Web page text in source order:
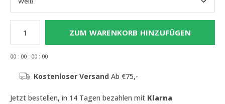
ZUM WARENKORB HINZUFÜGEN
00 : 00 : 00 : 00
Kostenloser Versand Ab €75,-
Jetzt bestellen, in 14 Tagen bezahlen mit Klarna